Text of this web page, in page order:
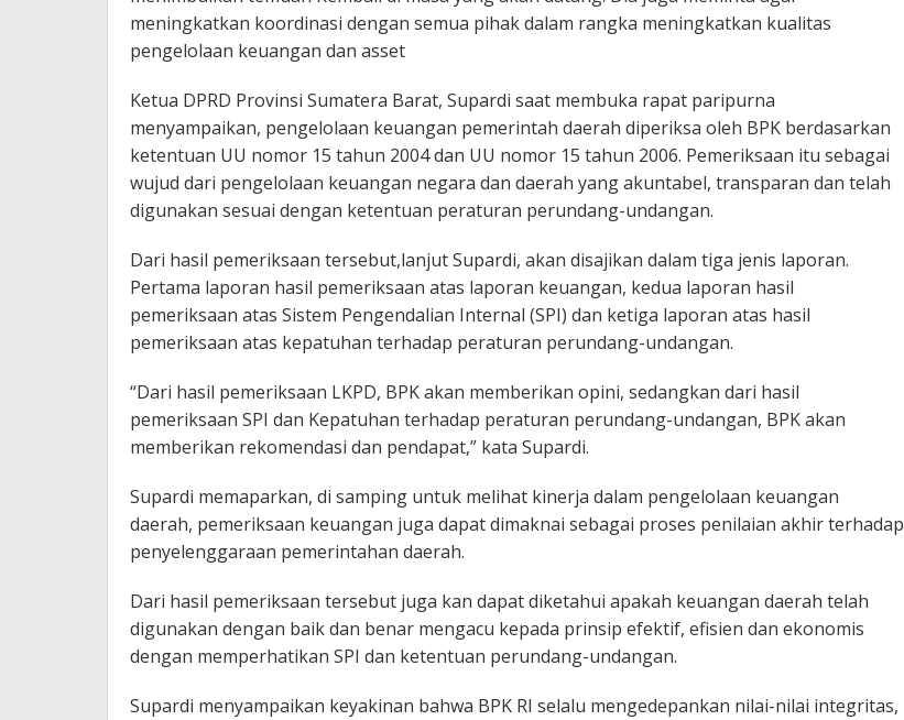
meningkatkan koordinasi dengan semua pihak dalam rangka meningkatkan kualitas
pengelolaan keuangan dan asset
Ketua DPRD Provinsi Sumatera Barat, Supardi saat membuka rapat paripurna
menyampaikan, pengelolaan keuangan pemerintah daerah diperiksa oleh BPK berdasarkan
ketentuan UU nomor 15 tahun 2004 dan UU nomor 15 tahun 2006. Pemeriksaan itu sebagai
wujud dari pengelolaan keuangan negara dan daerah yang akuntabel, transparan dan telah
digunakan sesuai dengan ketentuan peraturan perundang-undangan.
Dari hasil pemeriksaan tersebut,lanjut Supardi, akan disajikan dalam tiga jenis laporan.
Pertama laporan hasil pemeriksaan atas laporan keuangan, kedua laporan hasil
pemeriksaan atas Sistem Pengendalian Internal (SPI) dan ketiga laporan atas hasil
pemeriksaan atas kepatuhan terhadap peraturan perundang-undangan.
“Dari hasil pemeriksaan LKPD, BPK akan memberikan opini, sedangkan dari hasil
pemeriksaan SPI dan Kepatuhan terhadap peraturan perundang-undangan, BPK akan
memberikan rekomendasi dan pendapat,” kata Supardi.
Supardi memaparkan, di samping untuk melihat kinerja dalam pengelolaan keuangan
daerah, pemeriksaan keuangan juga dapat dimaknai sebagai proses penilaian akhir terhadap
penyelenggaraan pemerintahan daerah.
Dari hasil pemeriksaan tersebut juga kan dapat diketahui apakah keuangan daerah telah
digunakan dengan baik dan benar mengacu kepada prinsip efektif, efisien dan ekonomis
dengan memperhatikan SPI dan ketentuan perundang-undangan.
Supardi menyampaikan keyakinan bahwa BPK RI selalu mengedepankan nilai-nilai integritas,